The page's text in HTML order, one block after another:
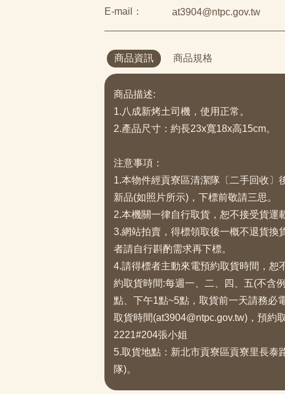
E-mail：
at3904@ntpc.gov.tw
商品資訊 商品規格
商品描述:
1.八成新烤土司機，使用正常。
2.產品尺寸：約長23x寬18x高15cm。
注意事項：
1.本物件經貢寮區清潔隊〔二手回收〕
新品(如照片所示)，下標前敬請三思。
2.本機關一律自行取貨，恕不接受貨運
3.網站拍賣，得標領取後一概不退貨換
者請自行斟酌需求再下標。
4.請得標者主動來電預約取貨時間，恕
約取貨時間:每週一、二、四、五(不含
點、下午1點~5點，取貨前一天請務必
取貨時間(at3904@ntpc.gov.tw)，預約
2221#204張小姐
5.取貨地點：新北市貢寮區貢寮里長泰
隊)。